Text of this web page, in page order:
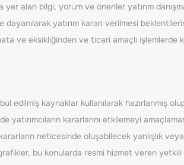
alan bilgi, yorum ve öneriler yatırım
yatırım kararı verilmesi
ve eksikliğinden ve ticari amaçlı
kaynaklar kullanılarak hazırlanmış
kararlarını etkilemeyi
neticesinde oluşabilecek yanlışlık
bu konularda resmi hizmet veren